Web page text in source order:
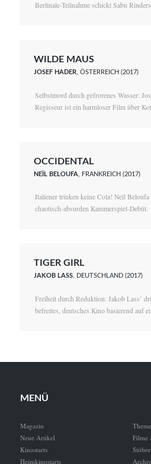
Berlinale-Teilnahme schickt Sabu
WILDE MAUS
JOSEF HADER, ÖSTERREICH (2017)
Selbstmord durch gefrorenes Wasser:
Regisseur ist ein harmloser Film über
OCCIDENTAL
NEÏL BELOUFA , FRANKREICH (2017)
Italiener trinken keine Cola! Neïl Beloufa
chaotisch-absurden Kammerspiel-Debüt.
TIGER GIRL
JAKOB LASS , DEUTSCHLAND (2017)
Freiheit durch Reduktion: Jakob Lass’
befreites, deutsches Kino basierend auf
MENÜ
Magazin
Neue Artikel
Kinostarts
Heimkinostarts
Filme
Archiv